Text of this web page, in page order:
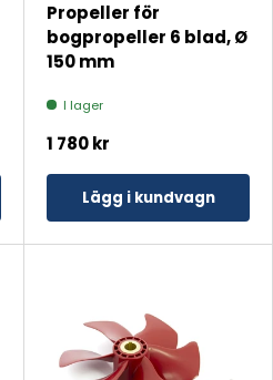
Propeller för
bogpropeller 6 blad, Ø
150 mm
I lager
1 780 kr
Lägg i kundvagn